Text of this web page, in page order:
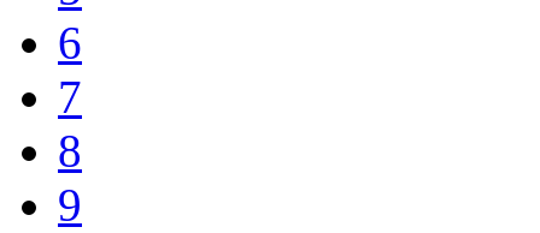
6
7
8
9